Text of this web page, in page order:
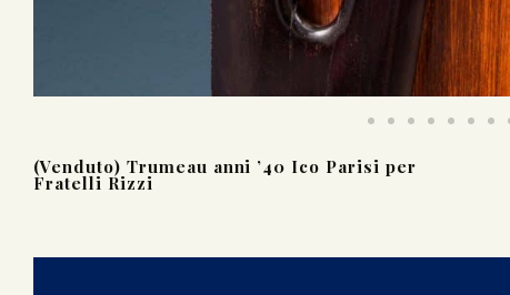
(Venduto) Trumeau anni ’40 Ico Parisi per
Fratelli Rizzi